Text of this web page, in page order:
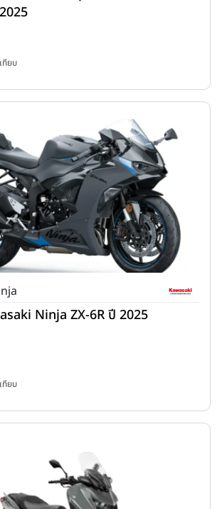
ทียบ
Ninja ZX-6R ปี 2025
ทียบ